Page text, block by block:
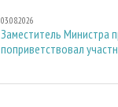
03.08.2026
Заместитель Министра
поприветствовал